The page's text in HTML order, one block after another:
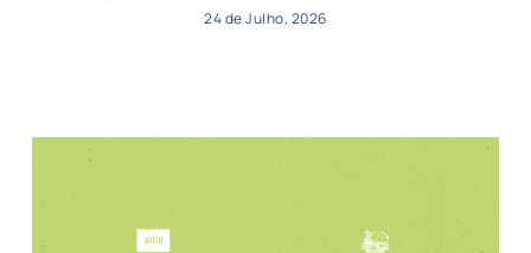
24 de Julho, 2026